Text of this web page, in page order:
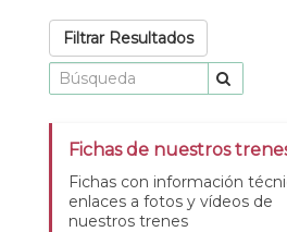
Filtrar Resultados
Fichas de nuestros
Fichas con información
enlaces a fotos y vídeos de
nuestros trenes